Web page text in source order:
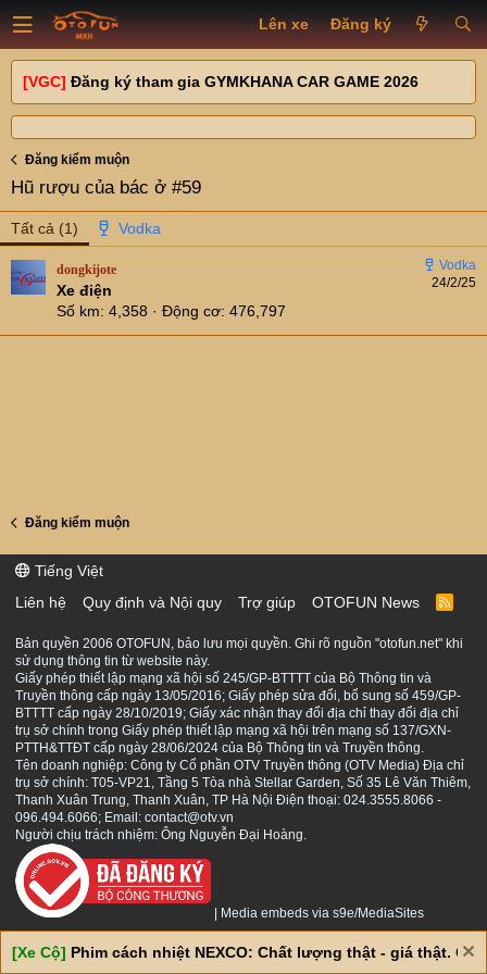
Lên xe Đăng ký
[VGC] Đăng ký tham gia GYMKHANA CAR GAME 2026
Đăng kiểm muộn
Hũ rượu của bác ở #59
Tất cả (1)
24/2/25
dongkijote
Xe điện
Số km 4,358 Động cơ 476,797
Đăng kiểm muộn
Tiếng Việt
Liên hệ
Quy định và Nội quy Trợ giúp OTOFUN News
R
S
Bản quyền 2006 OTOFUN, bảo lưu mọi quyền. Ghi rõ nguồn "otofun.net" khi
sử dụng thông tin từ website này.
Giấy phép thiết lập mạng xã hội số 245/GP-BTTTT của Bộ Thông tin và
Truyền thông cấp ngày 13/05/2016; Giấy phép sửa đổi, bổ sung số 459/GP-
BTTTT cấp ngày 28/10/2019; Giấy xác nhận thay đổi địa chỉ thay đổi địa chỉ
trụ sở chính trong Giấy phép thiết lập mạng xã hội trên mạng số 137/GXN-
PTTH&TTĐT cấp ngày 28/06/2024 của Bộ Thông tin và Truyền thông.
Tên doanh nghiệp: Công ty Cổ phần OTV Truyền thông (OTV Media) Địa chỉ
trụ sở chính: T05-VP21, Tầng 5 Tòa nhà Stellar Garden, Số 35 Lê Văn Thiêm,
Thanh Xuân Trung, Thanh Xuân, TP Hà Nội Điện thoại: 024.3555.8066 -
096.494.6066; Email: contact@otv.vn
Người chịu trách nhiệm: Ông Nguyễn Đại Hoàng.
Media embeds via s9e/MediaSites
[Xe Cộ] Phim cách nhiệt NEXCO: Chất lượng thật - giá thật. Giá